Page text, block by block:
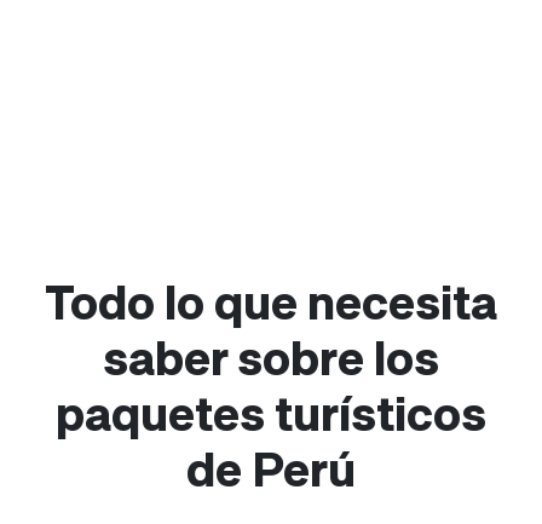
Todo lo que necesita
saber sobre los
paquetes turísticos
de Perú